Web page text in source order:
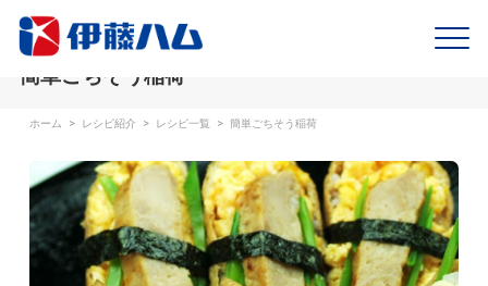
簡単ごちそう稲荷
ホーム > レシピ紹介 > レシピ一覧 > 簡単ごちそう稲荷